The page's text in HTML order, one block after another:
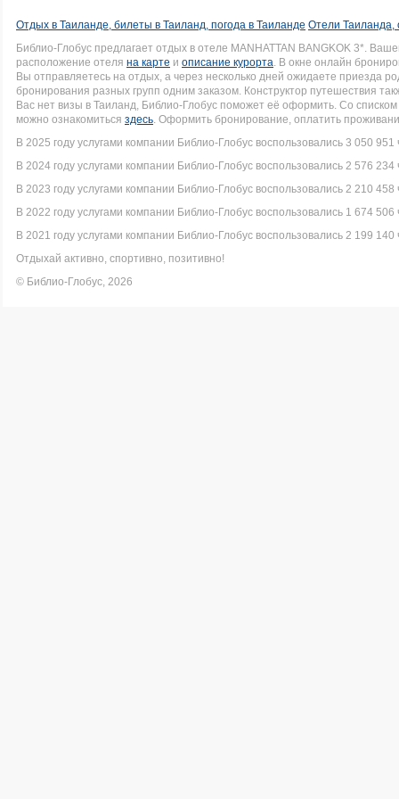
Отдых в Таиланде, билеты в Таиланд, погода в Таиланде Отели Таиланда,
Библио-Глобус предлагает отдых в отеле MANHATTAN BANGKOK 3*.
расположение отеля на карте и описание курорта. В окне онлайн
Вы отправляетесь на отдых, а через несколько дней ожидаете приезда
бронирования разных групп одним заказом. Конструктор путешествия
Вас нет визы в Таиланд, Библио-Глобус поможет её оформить. Со
можно ознакомиться здесь. Оформить бронирование, оплатить
В 2025 году услугами компании Библио-Глобус воспользовались 3 050 951
В 2024 году услугами компании Библио-Глобус воспользовались 2 576 234
В 2023 году услугами компании Библио-Глобус воспользовались 2 210 458
В 2022 году услугами компании Библио-Глобус воспользовались 1 674 506
В 2021 году услугами компании Библио-Глобус воспользовались 2 199 140
Отдыхай активно, спортивно, позитивно!
© Библио-Глобус, 2026